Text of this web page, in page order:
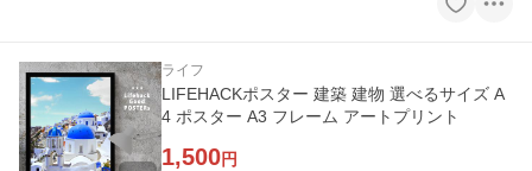
ライフ
LIFEHACKポスター 建築 建物 選べるサイズ A
4 ポスター A3 フレーム アートプリント
1,500円